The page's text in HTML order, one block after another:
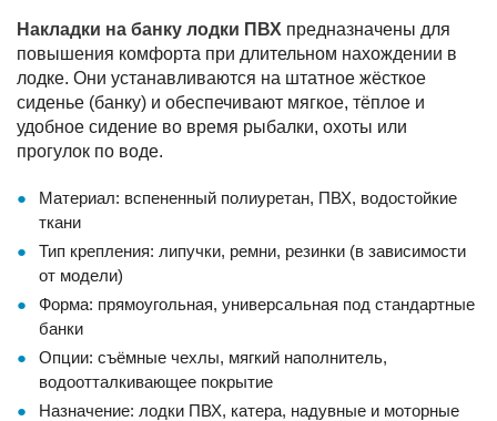
Накладки на банку лодки ПВХ предназначены для
повышения комфорта при длительном нахождении в
лодке. Они устанавливаются на штатное жёсткое
сиденье (банку) и обеспечивают мягкое, тёплое и
удобное сидение во время рыбалки, охоты или
прогулок по воде.
Материал: вспененный полиуретан, ПВХ, водостойкие
ткани
Тип крепления: липучки, ремни, резинки (в зависимости
от модели)
Форма: прямоугольная, универсальная под стандартные
банки
Опции: съёмные чехлы, мягкий наполнитель,
водоотталкивающее покрытие
Назначение: лодки ПВХ, катера, надувные и моторные